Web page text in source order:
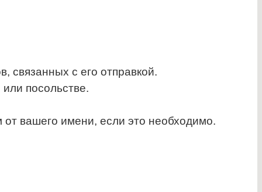
связанных с его отправкой.
посольстве.
вашего имени, если это необходимо.